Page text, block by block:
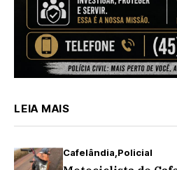
LEIA MAIS
Cafelândia Policial